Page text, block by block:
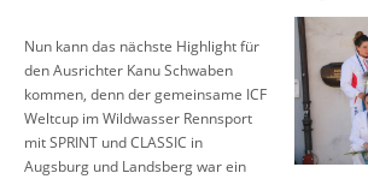
Nun kann das nächste Highlight für
den Ausrichter Kanu Schwaben
kommen, denn der gemeinsame ICF
Weltcup im Wildwasser Rennsport
mit SPRINT und CLASSIC in
Augsburg und Landsberg war ein